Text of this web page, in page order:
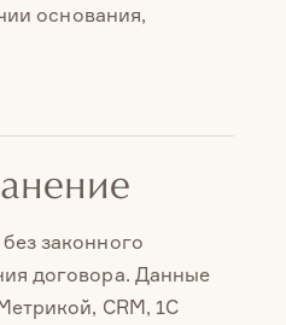
основания,
законного
договора. Данные
CRM, 1С